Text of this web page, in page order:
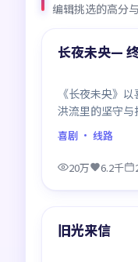
编辑挑选的高分
精选
长夜未央—
《长夜未央》
洪流里的坚守
戏都打磨得克制
喜剧 · 线路
20万 6.2千
精选
旧光来信